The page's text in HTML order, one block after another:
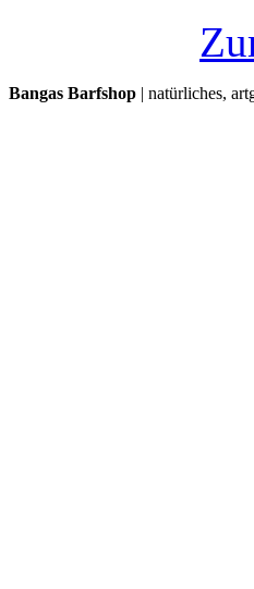
Bangas Barfshop | natürliches,